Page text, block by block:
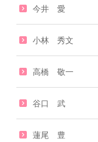
今井 愛
小林 秀文
高橋 敬一
谷口 武
蓮尾 豊